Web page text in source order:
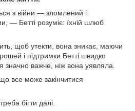
з війни — зломлений і
— Бетті розуміє: їхній шлюб
щоб утекти, вона зникає, маючи
і підтримки Бетті швидко
значно важче, ніж вона уявляла.
все може закінчитися
бігти далі.